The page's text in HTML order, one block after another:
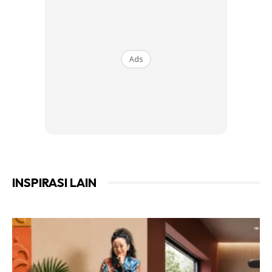
namun tetap memerlukan cahaya matahari secara
Memerlukan tanah yang mengandungi bahan organik
tinggi dan lembap.
Ads
INSPIRASI LAIN